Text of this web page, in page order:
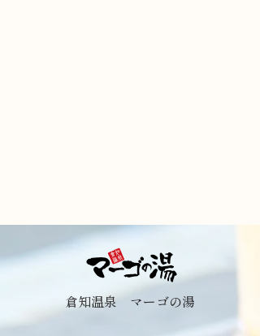
倉知温泉 マーゴの湯